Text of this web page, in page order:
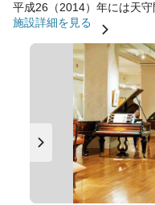
平成26（2014）年には天守
施設詳細を見る